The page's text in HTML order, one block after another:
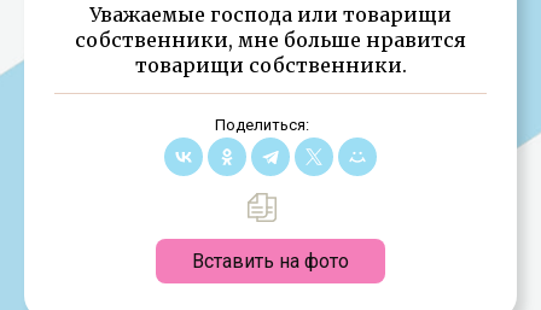
Уважаемые господа или товарищи
собственники, мне больше нравится
товарищи собственники.
Поделиться:
Вставить на фото